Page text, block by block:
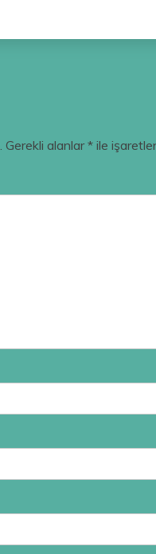
Gerekli alanlar* ile